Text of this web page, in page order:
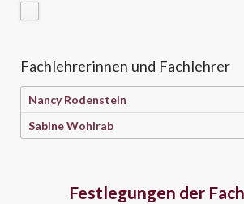
Fachlehrerinnen und Fachlehrer
Nancy Rodenstein
Sabine Wohlrab
Festlegungen der